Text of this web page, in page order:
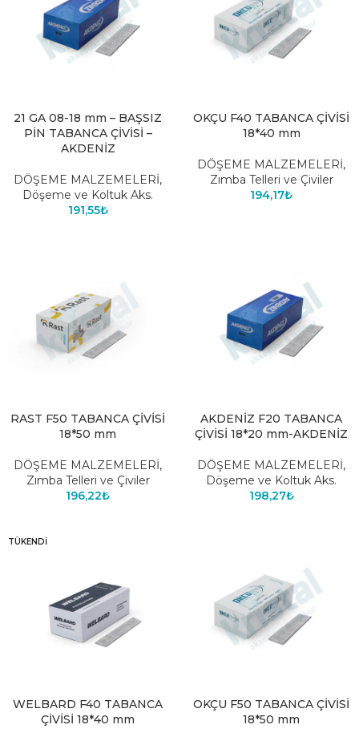
21 GA 08-18 mm – BAŞSIZ
PİN TABANCA ÇİVİSİ –
AKDENİZ
DÖŞEME MALZEMELERİ,
Döşeme ve Koltuk Aks.
191,55₺
OKÇU F40 TABANCA ÇİVİSİ
18*40 mm
DÖŞEME MALZEMELERİ,
Zımba Telleri ve Çiviler
194,17₺
RAST F50 TABANCA ÇİVİSİ
18*50 mm
DÖŞEME MALZEMELERİ,
Zımba Telleri ve Çiviler
196,22₺
AKDENİZ F20 TABANCA
ÇİVİSİ 18*20 mm-AKDENİZ
DÖŞEME MALZEMELERİ,
Döşeme ve Koltuk Aks.
198,27₺
TÜKENDI
WELBARD F40 TABANCA
ÇİVİSİ 18*40 mm
OKÇU F50 TABANCA ÇİVİSİ
18*50 mm